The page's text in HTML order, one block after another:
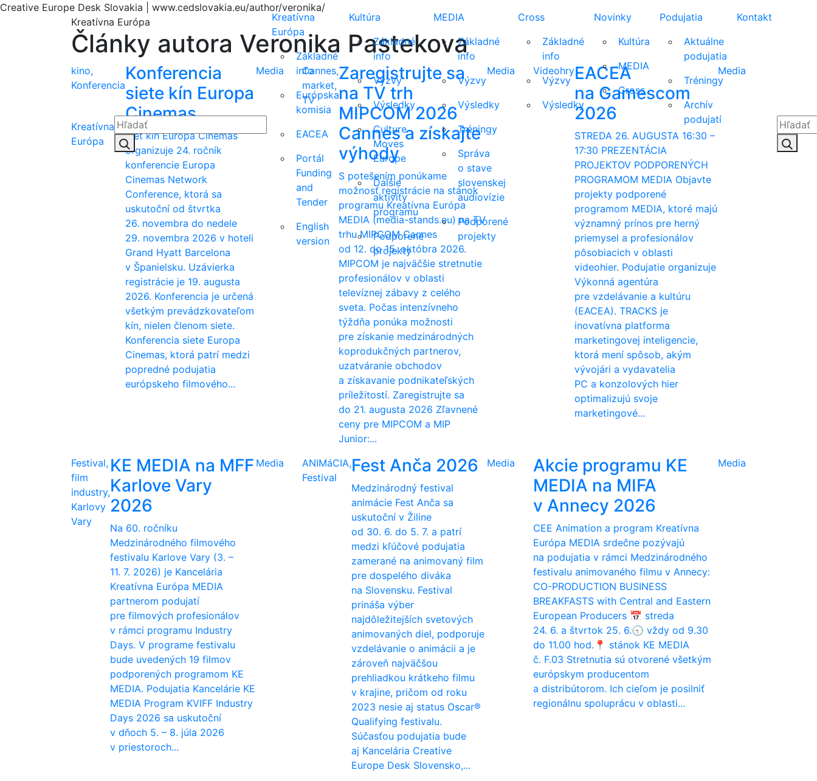
Creative Europe Desk Slovakia | www.cedslovakia.eu/author/veronika/
Kreatívna
Európa
Hľadať:Hľadať
Kreatívna
Európa
Základné
info
Európska
komisia
EACEA
Portál
Funding
and
Tender
English
version
Kultúra
Základné
info
Výzvy
Výsledky
Culture
Moves
Europe
Ďalšie
aktivity
programu
Podporené
projekty
MEDIA
Základné
info
Výzvy
Výsledky
Tréningy
Správa
o stave
slovenskej
audiovízie
Podporené
projekty
Cross
Základné
info
Výzvy
Výsledky
Novinky
Kultúra
MEDIA
Cross
Podujatia
Aktuálne
podujatia
Tréningy
Archív
podujatí
Kontakt
Hľadať:
Kreatívna Európa
Články autora Veronika Pastekova
kino,
Konferencia
Konferencia
siete kín Europa
Cinemas
Sieť kín Europa Cinemas
organizuje 24. ročník
konferencie Europa
Cinemas Network
Conference, ktorá sa
uskutoční od štvrtka
26. novembra do nedele
29. novembra 2026 v hoteli
Grand Hyatt Barcelona
v Španielsku. Uzávierka
registrácie je 19. augusta
2026. Konferencia je určená
všetkým prevádzkovateľom
kín, nielen členom siete.
Konferencia siete Europa
Cinemas, ktorá patrí medzi
popredné podujatia
európskeho filmového...
Media
Cannes,
market,
TV
Zaregistrujte sa
na TV trh
MIPCOM 2026
Cannes a získajte
výhody
S potešením ponúkame
možnosť registrácie na stánok
programu Kreatívna Európa
MEDIA (media-stands.eu) na TV
trhu MIPCOM Cannes
od 12. do 15. októbra 2026.
MIPCOM je najväčšie stretnutie
profesionálov v oblasti
televíznej zábavy z celého
sveta. Počas intenzívneho
týždňa ponúka možnosti
pre získanie medzinárodných
koprodukčných partnerov,
uzatváranie obchodov
a získavanie podnikateľských
príležitostí. Zaregistrujte sa
do 21. augusta 2026 Zľavnené
ceny pre MIPCOM a MIP
Junior:...
Media VideohryEACEA
na Gamescom
2026
STREDA 26. AUGUSTA 16:30 –
17:30 PREZENTÁCIA
PROJEKTOV PODPORENÝCH
PROGRAMOM MEDIA Objavte
projekty podporené
programom MEDIA, ktoré majú
významný prínos pre herný
priemysel a profesionálov
pôsobiacich v oblasti
videohier. Podujatie organizuje
Výkonná agentúra
pre vzdelávanie a kultúru
(EACEA). TRACKS je
inovatívna platforma
marketingovej inteligencie,
ktorá mení spôsob, akým
vývojári a vydavatelia
PC a konzolových hier
optimalizujú svoje
marketingové...
Media
Festival,
film
industry,
Karlovy
Vary
KE MEDIA na MFF
Karlove Vary
2026
Na 60. ročníku
Medzinárodného filmového
festivalu Karlove Vary (3. –
11. 7. 2026) je Kancelária
Kreatívna Európa MEDIA
partnerom podujatí
pre filmových profesionálov
v rámci programu Industry
Days. V programe festivalu
bude uvedených 19 filmov
podporených programom KE
MEDIA. Podujatia Kancelárie KE
MEDIA Program KVIFF Industry
Days 2026 sa uskutoční
v dňoch 5. – 8. júla 2026
v priestoroch...
Media
ANIMáCIA,
Festival
Fest Anča 2026
Medzinárodný festival
animácie Fest Anča sa
uskutoční v Žiline
od 30. 6. do 5. 7. a patrí
medzi kľúčové podujatia
zamerané na animovaný film
pre dospelého diváka
na Slovensku. Festival
prináša výber
najdôležitejších svetových
animovaných diel, podporuje
vzdelávanie o animácii a je
zároveň najväčšou
prehliadkou krátkeho filmu
v krajine, pričom od roku
2023 nesie aj status Oscar®
Qualifying festivalu.
Súčasťou podujatia bude
aj Kancelária Creative
Europe Desk Slovensko,...
Media
Akcie programu KE
MEDIA na MIFA
v Annecy 2026
CEE Animation a program Kreatívna
Európa MEDIA srdečne pozývajú
na podujatia v rámci Medzinárodného
festivalu animovaného filmu v Annecy:
CO-PRODUCTION BUSINESS
BREAKFASTS with Central and Eastern
European Producers 📅 streda
24. 6. a štvrtok 25. 6.🕤 vždy od 9.30
do 11.00 hod.📍 stánok KE MEDIA
č. F.03 Stretnutia sú otvorené všetkým
európskym producentom
a distribútorom. Ich cieľom je posilniť
regionálnu spoluprácu v oblasti...
Media